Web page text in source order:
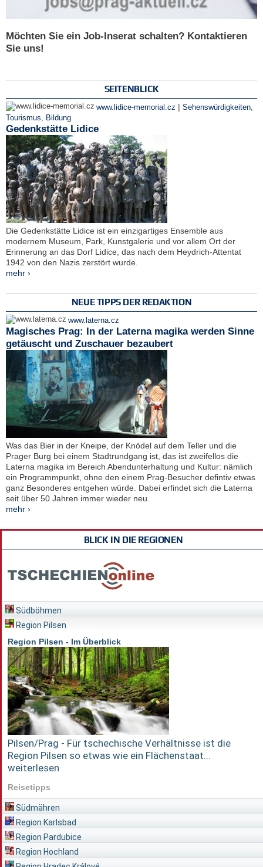
Möchten Sie ein Job-Inserat schalten? Kontaktieren
Sie uns!
SEITENBLICK
www.lidice-memorial.cz | Sehenswürdigkeiten,
Tourismus, Bildung
Gedenkstätte Lidice
Die Gedenkstätte Lidice ist ein einzigartiges Ensemble aus
modernem Museum, Park, Kunstgalerie und vor allem Ort der
Erinnerung an das Dorf Lidice, das nach dem Heydrich-Attentat
1942 von den Nazis zerstört wurde.
mehr ›
NEUE TIPPS DER REDAKTION
www.laterna.cz
Magisches Prag: In der Laterna magika werden Sinne
getäuscht und Zuschauer bezaubert
Was das Bier in der Kneipe, der Knödel auf dem Teller und die
Prager Burg bei einem Stadtrundgang ist, das ist zweifellos die
Laterna magika im Bereich Abendunterhaltung und Kultur: nämlich
ein Programmpunkt, ohne den einem Prag-Besucher defintiv etwas
ganz Besonderes entgehen würde. Dabei erfindet sich die Laterna
seit über 50 Jahren immer wieder neu.
mehr ›
BLICK IN DIE REGIONEN
Südböhmen
Region Pilsen
Region Pilsen - Im Überblick
Pilsen/Prag - Für tschechische Verhältnisse ist die
Region Pilsen so etwas wie ein Flächenstaat...
weiterlesen
Reisetipps
Südmähren
Region Karlsbad
Region Pardubice
Region Hochland